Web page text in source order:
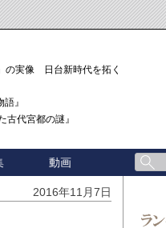
の実像 日台新時代を拓く「3
』
古代宮都の謎』
動画
2016年11月7日